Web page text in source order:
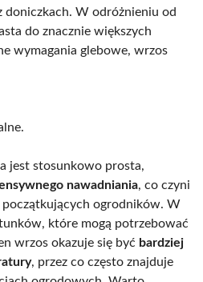
doniczkach. W odróżnieniu od
do znacznie większych
wymagania glebowe, wrzos
jest stosunkowo prosta,
nawadniania, co czyni
ogrodników. W
które mogą potrzebować
wrzos okazuje się być bardziej
, przez co często znajduje